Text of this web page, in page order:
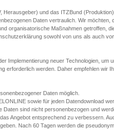
und das ITZBund
Daten vertraulich. Wir möchten,
organisatorische Maßnahmen getroffen,
sowohl von uns als auch
Implementierung neuer Technologien, um
erforderlich werden. Daher empfehlen wir
Daten möglich.
sowie für jeden Datendownload
sind nicht personenbezogen und
Angebot entsprechend zu verbessern.
Nach 60 Tagen werden die